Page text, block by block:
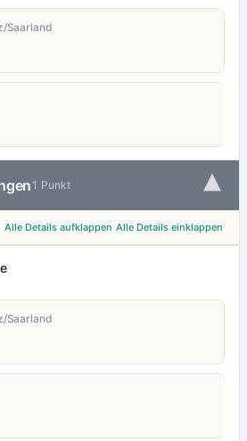
Saarland
1 Punkt ▾
Alle Details aufklappen Alle Details einklappen
Saarland